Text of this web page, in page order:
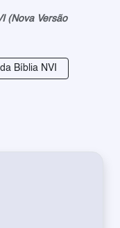
(Nova Versão
Bíblia NVI